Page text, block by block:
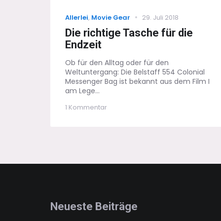
Categories
Allerlei, Movie Gear
Posted
on
29. Juli 2018
Die richtige Tasche für die
Endzeit
Ob für den Alltag oder für den
Weltuntergang: Die Belstaff 554 Colonial
Messenger Bag ist bekannt aus dem Film I
am Lege...
1 Kommentarzu
Neueste Beiträge